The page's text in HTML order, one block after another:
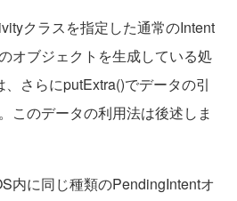
クラスを指定した通常のIntent
オブジェクトを生成している処
さらにputExtra()でデータの引
このデータの利用法は後述しま
内に同じ種類のPendingIntentオ